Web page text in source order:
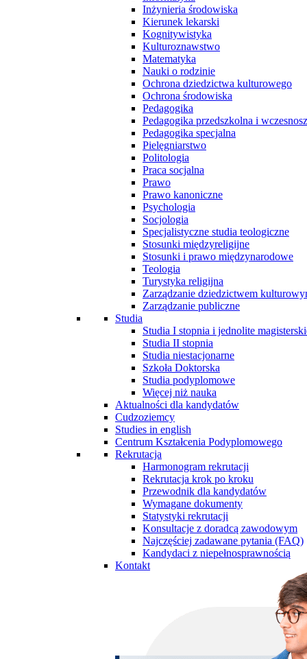
Inżynieria środowiska
Kierunek lekarski
Kognitywistyka
Kulturoznawstwo
Matematyka
Nauki o rodzinie
Ochrona dziedzictwa kulturowego
Ochrona środowiska
Pedagogika
Pedagogika przedszkolna i
Pedagogika specjalna
Pielęgniarstwo
Politologia
Praca socjalna
Prawo
Prawo kanoniczne
Psychologia
Socjologia
Specjalistyczne studia teologiczne
Stosunki międzyreligijne
Stosunki i prawo międzynarodowe
Teologia
Turystyka religijna
Zarządzanie dziedzictwem
Zarządzanie publiczne
Studia
Studia I stopnia i jednolite
Studia II stopnia
Studia niestacjonarne
Szkoła Doktorska
Studia podyplomowe
Więcej niż nauka
Aktualności dla kandydatów
Cudzoziemcy
Studies in english
Centrum Kształcenia Podyplomowego
Rekrutacja
Harmonogram rekrutacji
Rekrutacja krok po kroku
Przewodnik dla kandydatów
Wymagane dokumenty
Statystyki rekrutacji
Konsultacje z doradcą zawodowym
Najczęściej zadawane pytania (FAQ)
Kandydaci z niepełnosprawnością
Kontakt